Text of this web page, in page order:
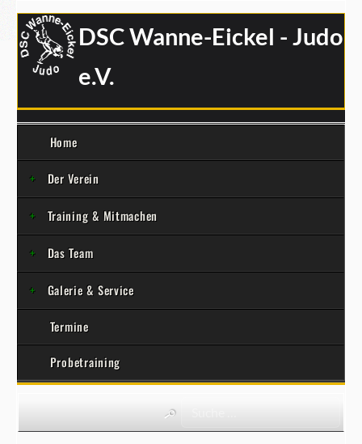
DSC Wanne-Eickel - Judo
e.V.
Home
Der Verein
Training & Mitmachen
Das Team
Galerie & Service
Termine
Probetraining